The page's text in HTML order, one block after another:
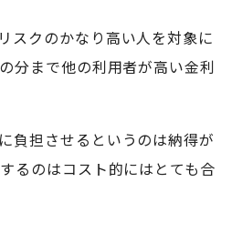
スクのかなり高い人を対象に
分まで他の利用者が高い金利
負担させるというのは納得が
るのはコスト的にはとても合